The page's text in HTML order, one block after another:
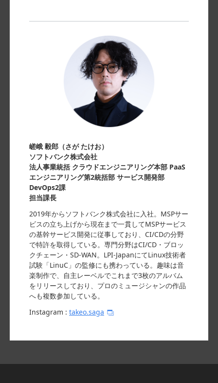
嵯峨 毅郎（さが たけお）
ソフトバンク株式会社
法人事業統括 クラウドエンジニアリング本部 PaaS
エンジニアリング第2統括部 サービス開発部
DevOps2課
担当課長
2019年からソフトバンク株式会社に入社。MSPサー
ビスの立ち上げから現在まで一貫してMSPサービス
の基幹サービス開発に従事しており、CI/CDの分野
で特許を取得している。専門分野はCI/CD・ブロッ
クチェーン・SD-WAN。LPI-JapanにてLinux技術者
試験「LinuC」の監修にも携わっている。趣味は音
楽制作で、自主レーベルでこれまで3枚のアルバム
をリリースしており、プロのミュージシャンの作品
へも複数参加している。
Instagram : takeo.saga